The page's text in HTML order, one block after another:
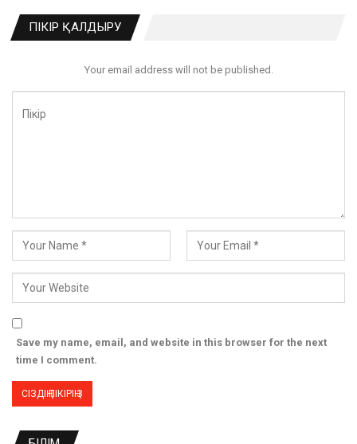
ПІКІР ҚАЛДЫРУ
Your email address will not be published.
Save my name, email, and website in this browser for the next
time I comment.